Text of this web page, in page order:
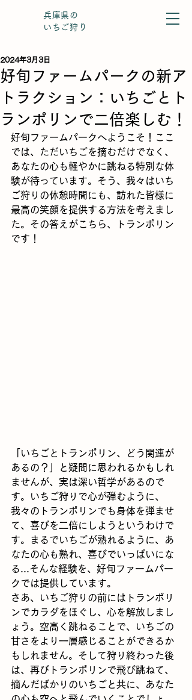
兵庫県の
いちご狩り
好旬ファームパークの新ア
トラクション：いちごとト
ランポリンで二倍楽しむ！
2024年3月3日
好旬ファームパークへようこそ！ここ
では、ただいちごを摘むだけでなく、
あなたの心も軽やかに跳ねる特別な体
験が待っています。そう、我々はいち
ご狩りの休憩時間にも、訪れた皆様に
最高の笑顔を提供する方法を考えまし
た。その答えがこちら、トランポリン
です！
「いちごとトランポリン、どう関連が
あるの？」と疑問に思われるかもしれ
ませんが、実は深い哲学があるので
す。いちご狩りで心が弾むように、
我々のトランポリンでも身体を弾ませ
て、喜びを二倍にしようというわけで
す。まるでいちごが熟れるように、あ
なたの心も熟れ、喜びでいっぱいにな
る...そんな経験を、好旬ファームパー
クでは提供しています。
さあ、いちご狩りの前にはトランポリ
ンでカラダをほぐし、心を解放しまし
ょう。空高く跳ねることで、いちごの
甘さをより一層感じることができるか
もしれません。そして狩り終わった後
は、再びトランポリンで飛び跳ねて、
摘んだばかりのいちごと共に、あなた